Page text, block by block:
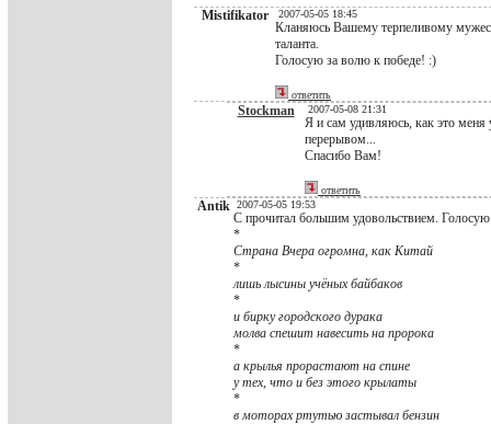
Mistifikator 2007-05-05 18:45
Кланяюсь Вашему терпеливому
таланта.
Голосую за волю к победе! :)
ответить
Stockman 2007-05-08 21:31
Я и сам удивляюсь, как это меня
перерывом...
Спасибо Вам!
ответить
Antik 2007-05-05 19:53
С прочитал большим удовольствием.
*
Страна Вчера огромна, как Китай
*
лишь лысины учёных байбаков
*
и бирку городского дурака
молва спешит навесить на пророка
*
а крылья прорастают на спине
у тех, что и без этого крылаты
*
в моторах ртутью застывал бензин